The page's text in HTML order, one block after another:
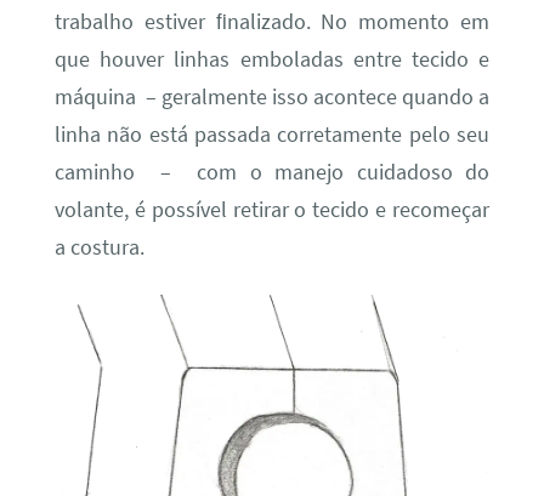
trabalho estiver ﬁnalizado. No momento em
que houver linhas emboladas entre tecido e
máquina – geralmente isso acontece quando a
linha não está passada corretamente pelo seu
caminho – com o manejo cuidadoso do
volante, é possível retirar o tecido e recomeçar
a costura.